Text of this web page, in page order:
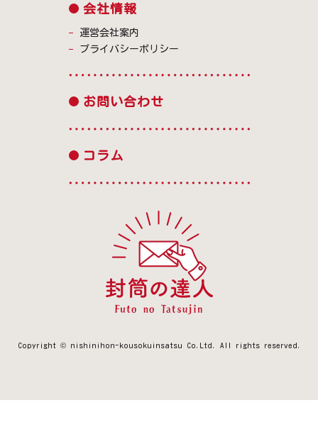
会社情報
運営会社案内
プライバシーポリシー
お問い合わせ
コラム
Copyright © nishinihon-kousokuinsatsu Co.Ltd. All rights reserved.